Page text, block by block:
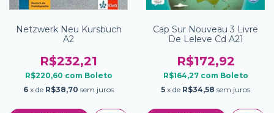
Netzwerk Neu Kursbuch
A2
R$232,21
R$220,60 com Boleto
6 x de R$38,70 sem juros
Cap Sur Nouveau 3 Livre
De Leleve Cd A21
R$172,92
R$164,27 com Boleto
5 x de R$34,58 sem juros